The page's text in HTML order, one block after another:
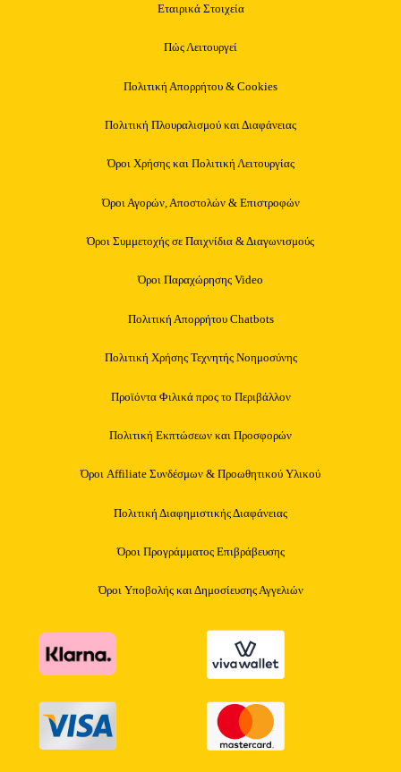
Εταιρικά Στοιχεία
Πώς Λειτουργεί
Πολιτική Απορρήτου & Cookies
Πολιτική Πλουραλισμού και Διαφάνειας
Όροι Χρήσης και Πολιτική Λειτουργίας
Όροι Αγορών, Αποστολών & Επιστροφών
Όροι Συμμετοχής σε Παιχνίδια & Διαγωνισμούς
Όροι Παραχώρησης Video
Πολιτική Απορρήτου Chatbots
Πολιτική Χρήσης Τεχνητής Νοημοσύνης
Προϊόντα Φιλικά προς το Περιβάλλον
Πολιτική Εκπτώσεων και Προσφορών
Όροι Affiliate Συνδέσμων & Προωθητικού Υλικού
Πολιτική Διαφημιστικής Διαφάνειας
Όροι Προγράμματος Επιβράβευσης
Όροι Υποβολής και Δημοσίευσης Αγγελιών